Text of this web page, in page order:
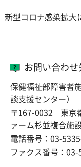
新型コロナ感染拡大
お問い合わせ
保健福祉部障害者
談支援センター）
〒167-0032 東京
ァーム杉並複合施
電話番号：03-
ファクス番号：